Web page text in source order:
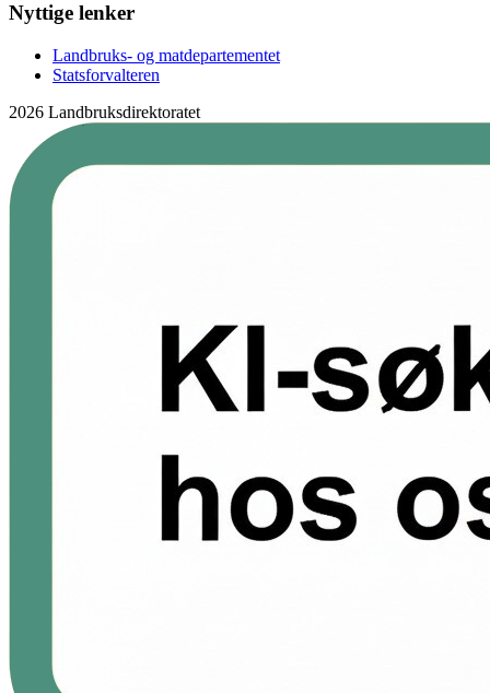
Nyttige lenker
Landbruks- og matdepartementet
Statsforvalteren
2026 Landbruksdirektoratet